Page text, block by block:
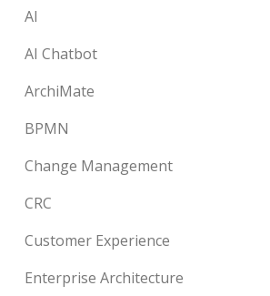
AI
AI Chatbot
ArchiMate
BPMN
Change Management
CRC
Customer Experience
Enterprise Architecture